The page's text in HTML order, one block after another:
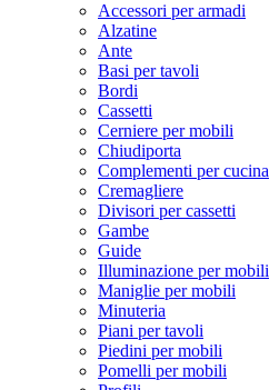
Accessori per armadi
Alzatine
Ante
Basi per tavoli
Bordi
Cassetti
Cerniere per mobili
Chiudiporta
Complementi per cucina
Cremagliere
Divisori per cassetti
Gambe
Guide
Illuminazione per mobili
Maniglie per mobili
Minuteria
Piani per tavoli
Piedini per mobili
Pomelli per mobili